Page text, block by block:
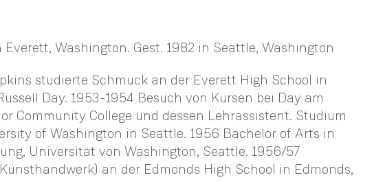
Everett, Washington. Gest. 1982 in Seattle, Washington
studierte Schmuck an der Everett High School in
Day. 1953-1954 Besuch von Kursen bei Day am
Community College und dessen Lehrassistent. Studium
of Washington in Seattle. 1956 Bachelor of Arts in
Universität von Washington, Seattle. 1956/57
an der Edmonds High School in Edmonds,